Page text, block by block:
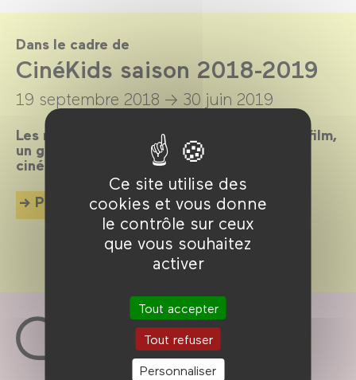
Ce site utilise des
cookies et vous donne
le contrôle sur ceux
que vous souhaitez
activer
Tout accepter
Tout refuser
Personnaliser
Dans le cadre de
CinéKids saison 2018-2019
19 septembre 2018 → 30 juin 2019
Les mercredis et dimanches après-midi, un film,
un goûter et des animations pour tous les
cinéphiles en herbe de 18 mois à 8 ans !
Plus d'info